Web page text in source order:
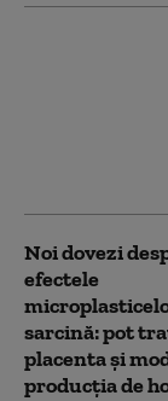
Noi dovezi
efectele
sarcină: pot
placenta și
producția de